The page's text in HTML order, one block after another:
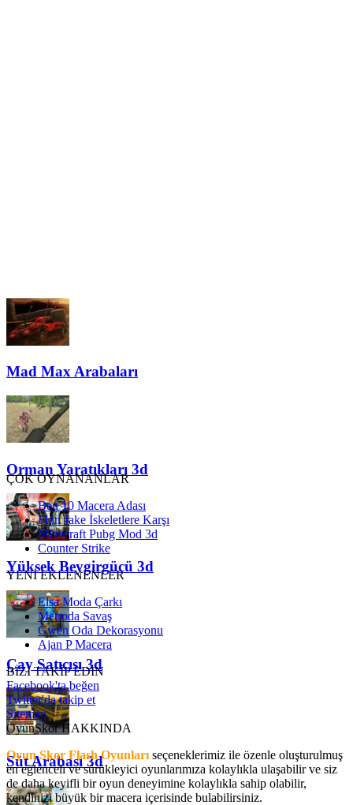
Mad Max Arabaları
Orman Yaratıkları 3d
Yüksek Beygirgücü 3d
Çay Satıcısı 3d
Süt Arabası 3d
ÇOK OYNANANLAR
Ben 10 Macera Adası
Finn Jake İskeletlere Karşı
Minecraft Pubg Mod 3d
Counter Strike
YENİ EKLENENLER
Elsa Moda Çarkı
Metroda Savaş
Gwen Oda Dekorasyonu
Ajan P Macera
BİZİ TAKİP EDİN
Facebook'ta beğen
Twitter'da takip et
Sitemap
OyunSkor HAKKINDA
Oyun Skor Flash Oyunları seçeneklerimiz ile özenle oluşturulmuş
en eğlenceli ve sürükleyici oyunlarımıza kolaylıkla ulaşabilir ve siz
de daha keyifli bir oyun deneyimine kolaylıkla sahip olabilir,
kendinizi büyük bir macera içerisinde bulabilirsiniz.